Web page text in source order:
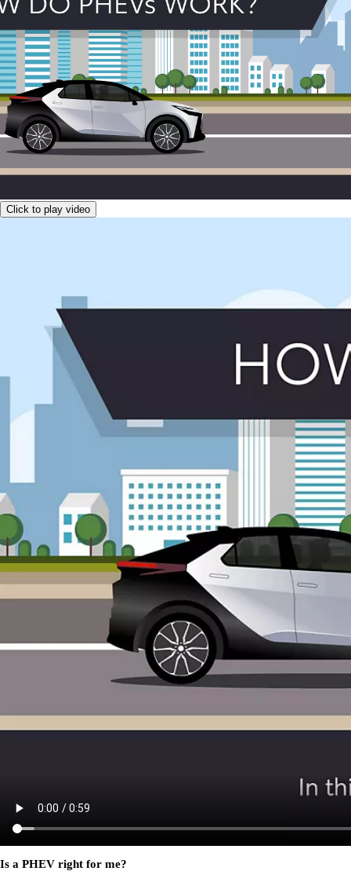
Click to play video
Is a PHEV right for me?